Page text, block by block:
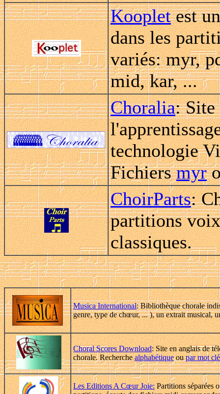
Koopletest
dans les
variés: myr,
mid, kar, ...
Choralia: Site
technologie
Fichiersmyr
ChoirParts:
partitions
classiques.
Musica International: Bibliothèque chorale
genre, type de chœur, ... ), un extrait musical,
Choral Scores Download: Site en anglais de
chorale. Recherchealphabétiqueoupar mot clé
Les Editions A Cœur Joie: Partitions séparées